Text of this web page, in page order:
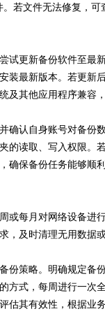
若文件无法修复，
试更新备份软件至
装最新版本。若更
及其他应用程序兼容
确认自身账号对备
的读取、写入权限
确保备份任务能够顺
或每月对网络设备
，及时清理无用数据
份策略。明确规定
方式，每周进行一
估其有效性，根据业